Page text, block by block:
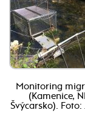
Monitoring
(Kamenice,
Švýcarsko). Foto: